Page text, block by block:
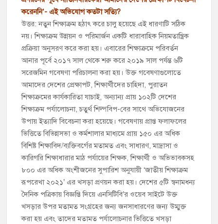
করেননি’- এই অভিযোগ কতটা সত্যি?
উত্তর: নতুন শিক্ষাক্রম হঠাৎ করে চালু হয়েছে এই ধারণাটি সঠিক
নয়। শিক্ষাক্রম উন্নয়ন ও পরিমার্জন একটি ধারাবাহিক নিয়মতান্ত্রিক
প্রক্রিয়া অনুসরণ করে করা হয়। এবারের শিক্ষাক্রমে পরিবর্তন
আনার পূর্বে ২০১৭ সাল থেকে শরু করে ২০১৯ সাল পর্যন্ত ৬টি
সরেজমিন গবেষণা পরিচালনা করা হয়। উক্ত গবেষণাগুলোতে
আমাদের দেশের প্রেক্ষাপট, শিক্ষার্থীদের চাহিদা, পুরাতন
শিক্ষাক্রমের কার্যকারিতা যাচাই, অন্যান্য প্রায় ১০২টি দেশের
শিক্ষাক্রম পর্যালোচনা, চতুর্থ শিল্পবিপ-বের সাথে অভিযোজনের
উপায় ইত্যাদি বিবেচনা করা হয়েছে। গবেষণায় প্রাপ্ত ফলাফলের
ভিত্তিতে বিভিন্নসভা ও কর্মশালার মাধ্যমে প্রায় ১৫০ এর অধিক
বিশিষ্ট শিক্ষাবিদ/ব্যক্তিবর্গের মতামত এবং সাধারণ, মাদ্রাসা ও
কারিগরি শিক্ষাধারার মাঠ পর্যায়ের শিক্ষক, শিক্ষার্থী ও অভিভাবকসহ
৮০০ এর অধিক অংশীজনের সুপারিশ অনুযায়ী ‘জাতীয় শিক্ষাক্রম
রূপরেখা ২০২১’ এর খসড়া প্রণয়ন করা হয়। দেশের ৫টি স্বনামধন্য
দৈনিক পত্রিকায় বিজ্ঞপ্তি দিয়ে এনসিটিবি’র ওয়েব সাইটে উক্ত
খসড়ার উপর মতামত সংগ্রহের জন্য জনসাধারণের জন্য উম্মুক্ত
করা হয় এবং তাদের মতামত পর্যালোচনার ভিত্তিতে খসড়া